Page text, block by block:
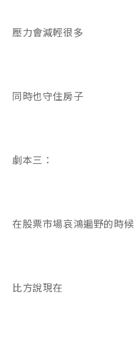
壓力會減輕很多
同時也守住房子
劇本三：
在股票市場哀鴻遍野的時候
比方說現在